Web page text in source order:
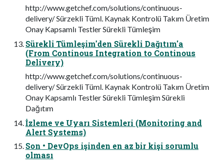
http://www.getchef.com/solutions/continuous-
delivery/ Sürzekli Tüml. Kaynak Kontrolü Takım Üretim
Onay Kapsamlı Testler Sürekli Tümleşim
Sürekli Tümleşim'den Sürekli Dağıtım'a
(From Continous Integration to Continous
Delivery)
http://www.getchef.com/solutions/continuous-
delivery/ Sürzekli Tüml. Kaynak Kontrolü Takım Üretim
Onay Kapsamlı Testler Sürekli Tümleşim Sürekli
Dağıtım
İzleme ve Uyarı Sistemleri (Monitoring and
Alert Systems)
Son • DevOps işinden en az bir kişi sorumlu
olması